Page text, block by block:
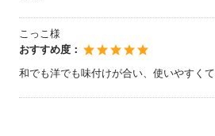
こっこ様
おすすめ度：
和でも洋でも味付けが合い、使いやすくて